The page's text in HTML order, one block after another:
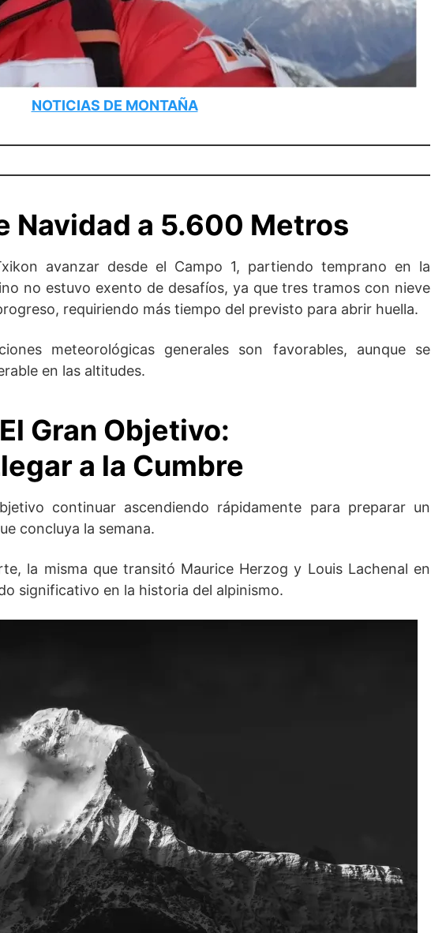
NOTICIAS DE MONTAÑA
Navidad a 5.600 Metros
avanzar desde el Campo 1, partiendo temprano en la
no estuvo exento de desafíos, ya que tres tramos con nieve
requiriendo más tiempo del previsto para abrir huella.
meteorológicas generales son favorables, aunque se
en las altitudes.
El Gran Objetivo:
a la Cumbre
continuar ascendiendo rápidamente para preparar un
concluya la semana.
la misma que transitó Maurice Herzog y Louis Lachenal en
significativo en la historia del alpinismo.